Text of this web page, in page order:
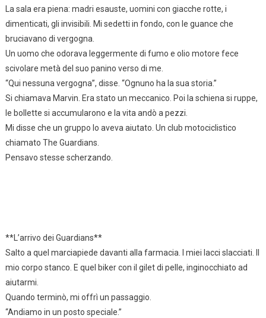
La sala era piena: madri esauste, uomini con giacche rotte, i
dimenticati, gli invisibili. Mi sedetti in fondo, con le guance che
bruciavano di vergogna.
Un uomo che odorava leggermente di fumo e olio motore fece
scivolare metà del suo panino verso di me.
“Qui nessuna vergogna”, disse. “Ognuno ha la sua storia.”
Si chiamava Marvin. Era stato un meccanico. Poi la schiena si ruppe,
le bollette si accumularono e la vita andò a pezzi.
Mi disse che un gruppo lo aveva aiutato. Un club motociclistico
chiamato The Guardians.
Pensavo stesse scherzando.
**L’arrivo dei Guardians**
Salto a quel marciapiede davanti alla farmacia. I miei lacci slacciati. Il
mio corpo stanco. E quel biker con il gilet di pelle, inginocchiato ad
aiutarmi.
Quando terminò, mi offrì un passaggio.
“Andiamo in un posto speciale.”